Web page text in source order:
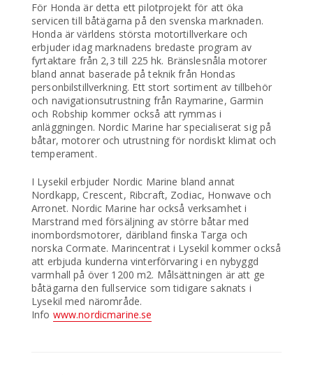
För Honda är detta ett pilotprojekt för att öka
servicen till båtägarna på den svenska marknaden.
Honda är världens största motortillverkare och
erbjuder idag marknadens bredaste program av
fyrtaktare från 2,3 till 225 hk. Bränslesnåla motorer
bland annat baserade på teknik från Hondas
personbilstillverkning. Ett stort sortiment av tillbehör
och navigationsutrustning från Raymarine, Garmin
och Robship kommer också att rymmas i
anläggningen. Nordic Marine har specialiserat sig på
båtar, motorer och utrustning för nordiskt klimat och
temperament.
I Lysekil erbjuder Nordic Marine bland annat
Nordkapp, Crescent, Ribcraft, Zodiac, Honwave och
Arronet. Nordic Marine har också verksamhet i
Marstrand med försäljning av större båtar med
inombordsmotorer, däribland finska Targa och
norska Cormate. Marincentrat i Lysekil kommer också
att erbjuda kunderna vinterförvaring i en nybyggd
varmhall på över 1200 m2. Målsättningen är att ge
båtägarna den fullservice som tidigare saknats i
Lysekil med närområde.
Info www.nordicmarine.se